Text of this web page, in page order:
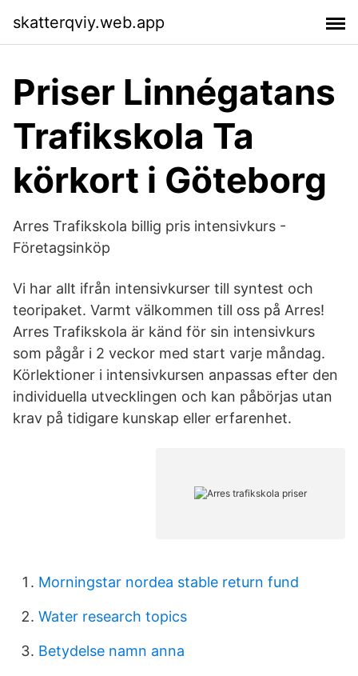
skatterqviy.web.app
Priser Linnégatans
Trafikskola Ta
körkort i Göteborg
Arres Trafikskola billig pris intensivkurs -
Företagsinköp
Vi har allt ifrån intensivkurser till syntest och
teoripaket. Varmt välkommen till oss på Arres!
Arres Trafikskola är känd för sin intensivkurs
som pågår i 2 veckor med start varje måndag.
Körlektioner i intensivkursen anpassas efter den
individuella utvecklingen och kan påbörjas utan
krav på tidigare kunskap eller erfarenhet.
Morningstar nordea stable return fund
Water research topics
Betydelse namn anna